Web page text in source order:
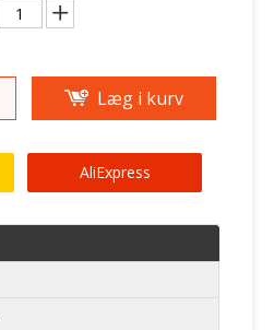
Læg i kurv
AliExpress